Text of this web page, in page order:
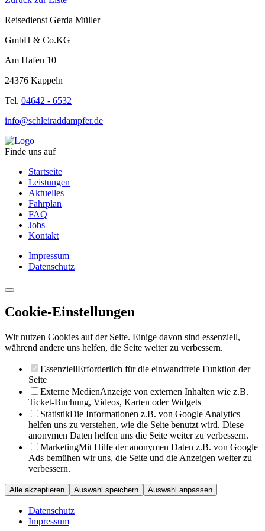
Reisedienst Gerda Müller
GmbH & Co.KG
Am Hafen 10
24376 Kappeln
Tel. 04642 - 6532
info@schleiraddampfer.de
Finde uns auf
Startseite
Leistungen
Aktuelles
Fahrplan
FAQ
Jobs
Kontakt
Impressum
Datenschutz
Cookie-Einstellungen
Wir nutzen Cookies auf der Seite. Einige davon sind essenziell,
während andere uns helfen, die Seite weiter zu verbessern.
EssenziellErforderlich für die einwandfreie Funktion der
Seite
Externe MedienAnzeige von externen Inhalten wie z.B.
Ticket-Buchung, Videos, Karten oder Widgets
StatistikDie Informationen z.B. von Google Analytics
helfen uns zu verstehen, wie die Seite benutzt wird. Diese
anonymen Daten helfen uns die Seite weiter zu verbessern.
MarketingMit Hilfe der anonymen Daten z.B. von Google
Ads bemühen wir uns, die Seite und die Anzeigen weiter zu
verbessern.
Alle akzeptieren Auswahl speichern Auswahl anpassen
Datenschutz
Impressum